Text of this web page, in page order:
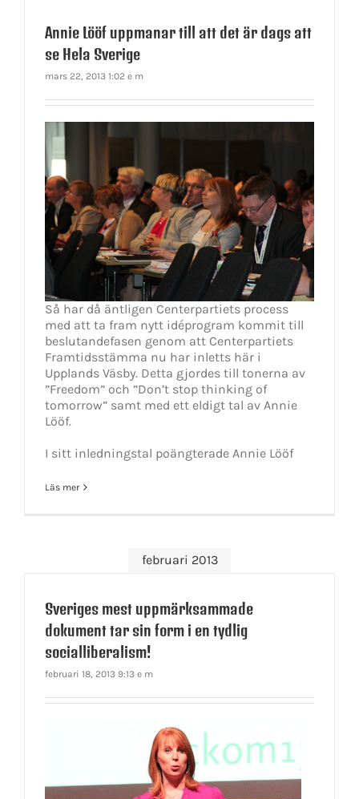
Annie Lööf uppmanar till att det är dags att
se Hela Sverige
mars 22, 2013 1:02 e m
Så har då äntligen Centerpartiets process
med att ta fram nytt idéprogram kommit till
beslutandefasen genom att Centerpartiets
Framtidsstämma nu har inletts här i
Upplands Väsby. Detta gjordes till tonerna av
”Freedom” och ”Don’t stop thinking of
tomorrow” samt med ett eldigt tal av Annie
Lööf.
I sitt inledningstal poängterade Annie Lööf
Läs mer
februari 2013
Sveriges mest uppmärksammade
dokument tar sin form i en tydlig
socialliberalism!
februari 18, 2013 9:13 e m